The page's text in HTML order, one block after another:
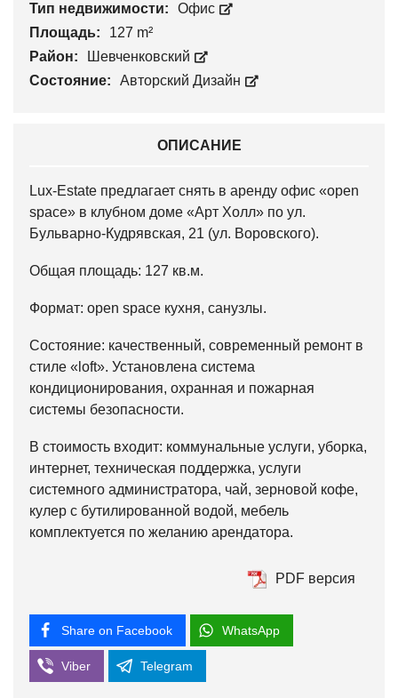
Тип недвижимости:
Офис
Площадь:
127 m²
Район:
Шевченковский
Состояние:
Авторский Дизайн
ОПИСАНИЕ
Lux-Estate предлагает снять в аренду офис «open
space» в клубном доме «Арт Холл» по ул.
Бульварно-Кудрявская, 21 (ул. Воровского).
Общая площадь: 127 кв.м.
Формат: open space кухня, санузлы.
Состояние: качественный, современный ремонт в
стиле «loft». Установлена система
кондиционирования, охранная и пожарная
системы безопасности.
В стоимость входит: коммунальные услуги, уборка,
интернет, техническая поддержка, услуги
системного администратора, чай, зерновой кофе,
кулер с бутилированной водой, мебель
комплектуется по желанию арендатора.
PDF версия
Share on Facebook WhatsApp
Viber Telegram